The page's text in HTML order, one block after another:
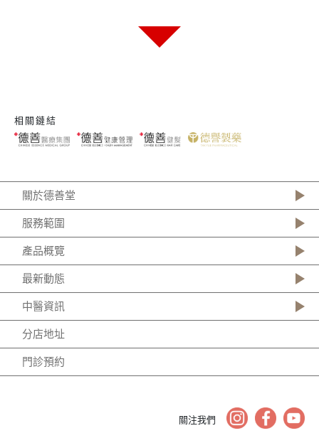
相關鏈結
關於德善堂
服務範圍
產品概覽
最新動態
中醫資訊
分店地址
門診預約
關注我們